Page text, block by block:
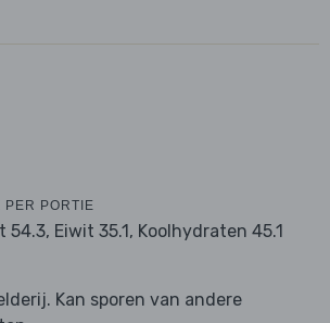
PER PORTIE
54.3, Eiwit 35.1, Koolhydraten 45.1
Kan sporen van andere